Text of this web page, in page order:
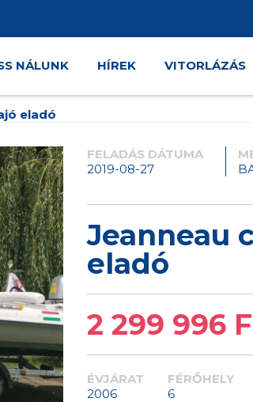
NÁLUNK HÍREK VITORLÁZÁS
eladó
FELADÁS DÁTUMA
2019-08-27
Jeanneau
eladó
2 299 996
ÉVJÁRAT
2006
FÉRŐHELY
6